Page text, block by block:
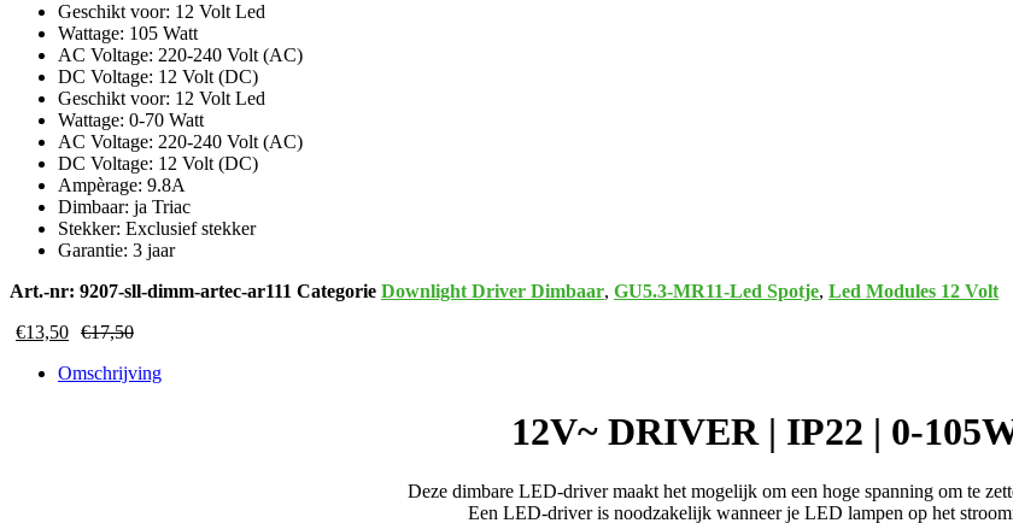
Geschikt voor: 12 Volt Led
Wattage: 105 Watt
AC Voltage: 220-240 Volt (AC)
DC Voltage: 12 Volt (DC)
Geschikt voor: 12 Volt Led
Wattage: 0-70 Watt
AC Voltage: 220-240 Volt (AC)
DC Voltage: 12 Volt (DC)
Ampèrage: 9.8A
Dimbaar: ja Triac
Stekker: Exclusief stekker
Garantie: 3 jaar
Art.-nr: 9207-sll-dimm-artec-ar111 Categorie Downlight Driver Dimbaar, GU5.3-MR11-Led Spotje, Led Modules 12 Volt
€13,50 €17,50
Omschrijving
12V~ DRIVER | IP22 | 0-
Deze dimbare LED-driver maakt het mogelijk om een hoge spanning om te
Een LED-driver is noodzakelijk wanneer je LED lampen op het